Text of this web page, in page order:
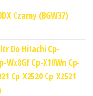
Czarny (BGW37)
Do Hitachi Cp-
Wx8Gf Cp-X10Wn Cp-
Cp-X2520 Cp-X2521